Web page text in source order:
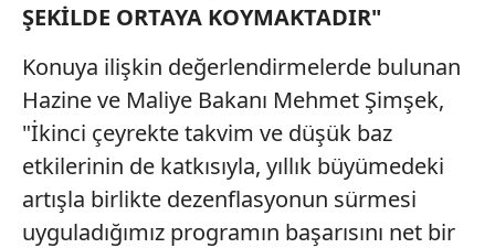
ŞEKİLDE ORTAYA KOYMAKTADIR"
Konuya ilişkin değerlendirmelerde bulunan
Hazine ve Maliye Bakanı Mehmet Şimşek,
"İkinci çeyrekte takvim ve düşük baz
etkilerinin de katkısıyla, yıllık büyümedeki
artışla birlikte dezenflasyonun sürmesi
uyguladığımız programın başarısını net bir